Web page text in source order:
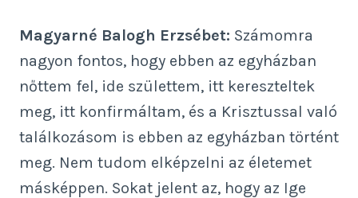
Magyarné Balogh Erzsébet: Számomra
nagyon fontos, hogy ebben az egyházban
nőttem fel, ide születtem, itt kereszteltek
meg, itt konfirmáltam, és a Krisztussal való
találkozásom is ebben az egyházban történt
meg. Nem tudom elképzelni az életemet
másképpen. Sokat jelent az, hogy az Ige